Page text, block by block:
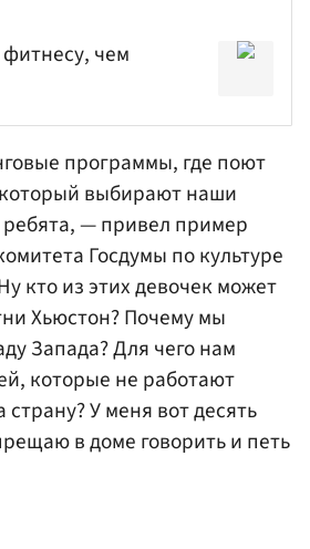
чем
программы, где поют
выбирают наши
— привел пример
Госдумы по культуре
кто из этих девочек может
Хьюстон? Почему мы
Запада? Для чего нам
которые не работают
У меня вот десять
в доме говорить и петь